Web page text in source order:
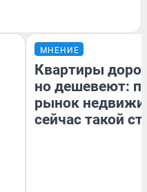
МНЕНИЕ
Квартиры
но дешевеют:
рынок
сейчас такой